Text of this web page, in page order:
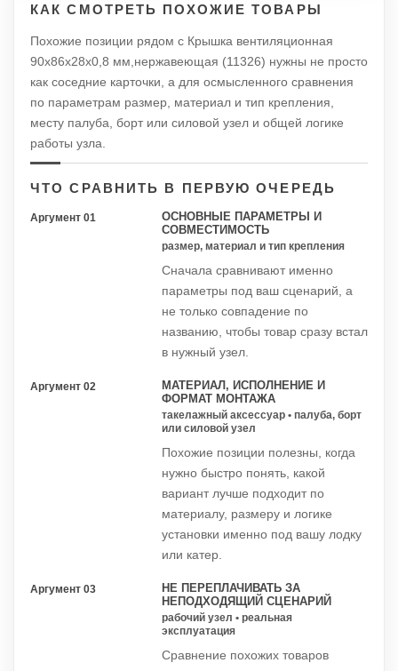
КАК СМОТРЕТЬ ПОХОЖИЕ ТОВАРЫ
Похожие позиции рядом с Крышка вентиляционная
90х86х28х0,8 мм,нержавеющая (11326) нужны не просто
как соседние карточки, а для осмысленного сравнения
по параметрам размер, материал и тип крепления,
месту палуба, борт или силовой узел и общей логике
работы узла.
ЧТО СРАВНИТЬ В ПЕРВУЮ ОЧЕРЕДЬ
Аргумент 01
ОСНОВНЫЕ ПАРАМЕТРЫ И
СОВМЕСТИМОСТЬ
размер, материал и тип крепления
Сначала сравнивают именно
параметры под ваш сценарий, а
не только совпадение по
названию, чтобы товар сразу встал
в нужный узел.
Аргумент 02
МАТЕРИАЛ, ИСПОЛНЕНИЕ И
ФОРМАТ МОНТАЖА
такелажный аксессуар • палуба, борт
или силовой узел
Похожие позиции полезны, когда
нужно быстро понять, какой
вариант лучше подходит по
материалу, размеру и логике
установки именно под вашу лодку
или катер.
Аргумент 03
НЕ ПЕРЕПЛАЧИВАТЬ ЗА
НЕПОДХОДЯЩИЙ СЦЕНАРИЙ
рабочий узел • реальная
эксплуатация
Сравнение похожих товаров